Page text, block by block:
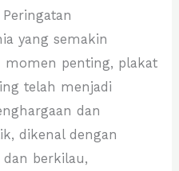
yang semakin
momen penting, plakat
telah menjadi
dan
dikenal dengan
berkilau,